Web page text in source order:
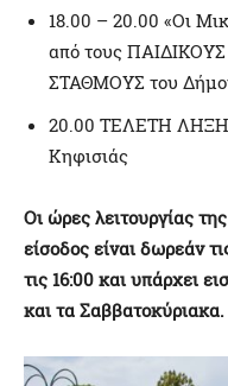
18.00 – 20.00 «Οι
από τους
ΣΤΑΘΜΟΥΣ του
20.00 ΤΕΛΕΤΗ
Κηφισιάς
Οι ώρες λειτουργίας
είσοδος είναι δωρεάν
τις 16:00 και υπάρχει
και τα Σαββατοκύριακα.